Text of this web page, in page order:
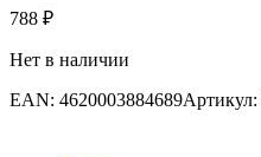
788 ₽
Нет в наличии
EAN: 4620003884689Артикул: